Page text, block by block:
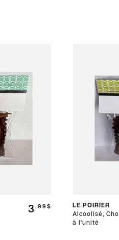
3.99$
LE POIRIER
Alcoolisé,
à l'unité